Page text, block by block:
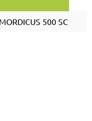
MORDICUS 500 SC